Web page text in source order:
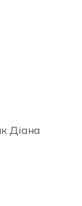
Діана